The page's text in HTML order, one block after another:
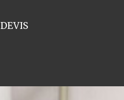
DEVIS